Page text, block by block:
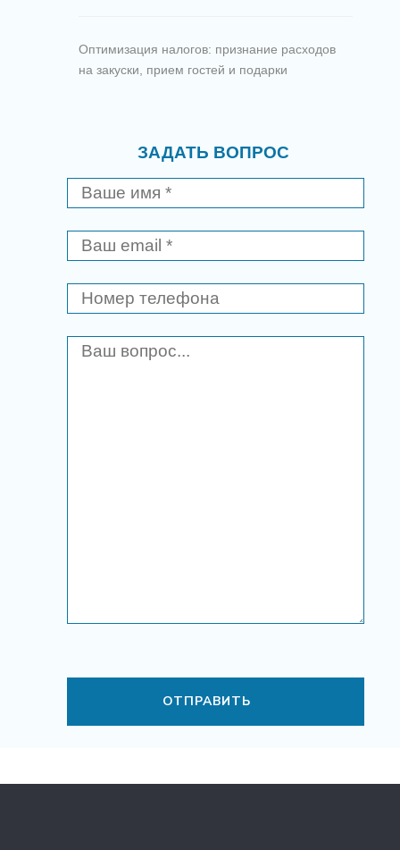
Оптимизация налогов: признание расходов
на закуски, прием гостей и подарки
ЗАДАТЬ ВОПРОС